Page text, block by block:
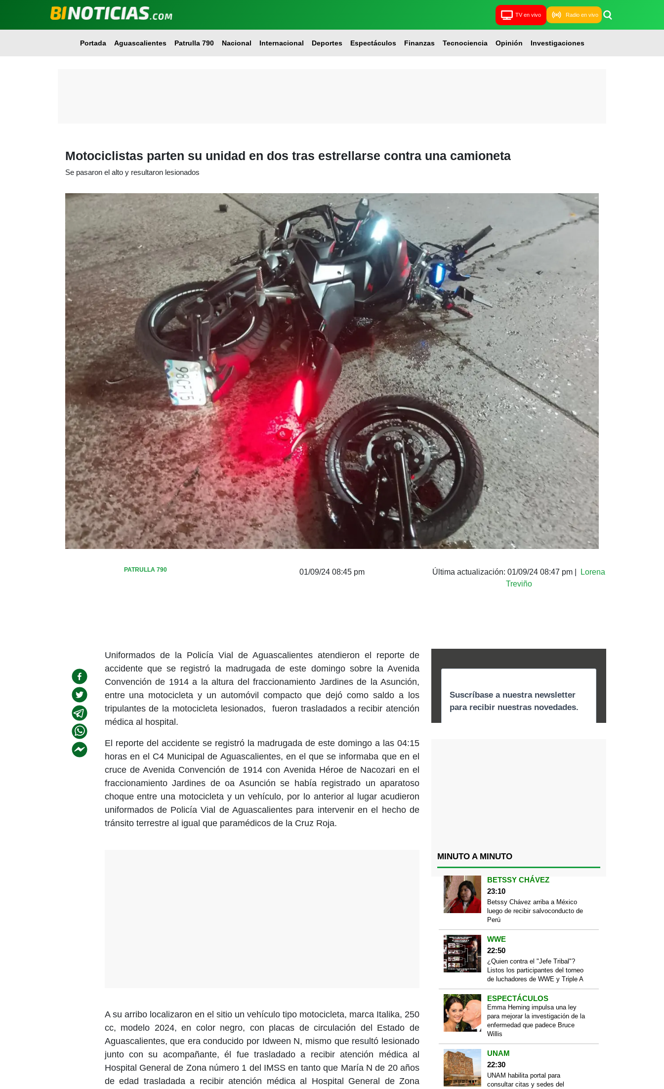
TV en vivo Radio en vivo
Portada Aguascalientes Patrulla 790 Nacional Internacional Deportes Espectáculos Finanzas Tecnociencia Opinión Investigaciones
Motociclistas parten su unidad en dos tras estrellarse contra una camioneta
Se pasaron el alto y resultaron lesionados
PATRULLA 790 01/09/24 08:45 pm Última actualización: 01/09/24 08:47 pm
Lorena
Treviño
Uniformados de la Policía Vial de Aguascalientes atendieron el reporte de
accidente que se registró la madrugada de este domingo sobre la Avenida
Convención de 1914 a la altura del fraccionamiento Jardines de la Asunción,
entre una motocicleta y un automóvil compacto que dejó como saldo a los
tripulantes de la motocicleta lesionados, fueron trasladados a recibir atención
médica al hospital.
El reporte del accidente se registró la madrugada de este domingo a las 04:15
horas en el C4 Municipal de Aguascalientes, en el que se informaba que en el
cruce de Avenida Convención de 1914 con Avenida Héroe de Nacozari en el
fraccionamiento Jardines de oa Asunción se había registrado un aparatoso
choque entre una motocicleta y un vehículo, por lo anterior al lugar acudieron
uniformados de Policía Vial de Aguascalientes para intervenir en el hecho de
tránsito terrestre al igual que paramédicos de la Cruz Roja.
A su arribo localizaron en el sitio un vehículo tipo motocicleta, marca Italika, 250
cc, modelo 2024, en color negro, con placas de circulación del Estado de
Aguascalientes, que era conducido por Idween N, mismo que resultó lesionado
junto con su acompañante, él fue trasladado a recibir atención médica al
Hospital General de Zona número 1 del IMSS en tanto que María N de 20 años
de edad trasladada a recibir atención médica al Hospital General de Zona
MINUTO A MINUTO
BETSSY CHÁVEZ
23:10
Betssy Chávez arriba a México
luego de recibir salvoconducto de
Perú
WWE
22:50
¿Quien contra el "Jefe Tribal"?
Listos los participantes del torneo
de luchadores de WWE y Triple A
ESPECTÁCULOS
Emma Heming impulsa una ley
para mejorar la investigación de la
enfermedad que padece Bruce
Willis
UNAM
22:30
UNAM habilita portal para
consultar citas y sedes del